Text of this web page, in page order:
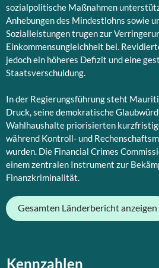
sozialpolitische Maßnahmen
Anhebungen des Mindestlohns sowie
Sozialleistungen trugen zur
Einkommensungleichheit bei.
jedoch ein höheres Defizit und eine
Staatsverschuldung.
In der Regierungsführung steht
Druck, seine demokratische
Wahlhaushalte priorisierten
während Kontroll- und
wurden. Die Financial Crimes
einem zentralen Instrument zur
Finanzkriminalität.
Gesamten Länderbericht anzeigen
Kennzahlen